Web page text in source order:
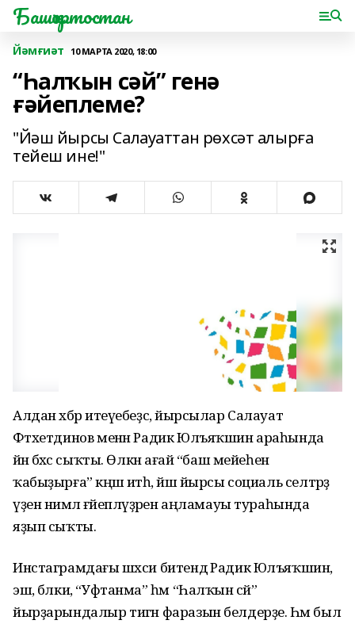
Башҡортостан
Йәмғиәт 10 МАРТА 2020, 18:00
“Һалҡын сәй” генә
ғәйеплеме?
"Йәш йырсы Салауаттан рөхсәт алырға
тейеш ине!"
Алдан хәбәр итеүебеҙсә, йырсылар Салауат
Фәтхетдинов менән Радик Юлъяҡшин араһында
йәнә бәхәс сыҡты. Өлкән ағай “баш мейеһен
ҡабыҙырға” кәңәш итһә, йәш йырсы социаль селтәрҙә
үҙен нимәлә ғәйепләүҙәрен аңламауы тураһында
яҙып сыҡты.
Инстаграмдағы шәхси битендә Радик Юлъяҡшин,
эш, бәлки, “Уфтанма” һәм “Һалҡын сәй”
йырҙарындалыр тигән фаразын белдерҙе. Һәм был